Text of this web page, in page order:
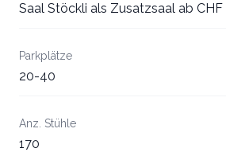
Saal Stöckli als Zusatzsaal ab
Parkplätze
20-40
Anz. Stühle
170